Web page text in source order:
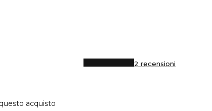
2 recensioni
acquisto